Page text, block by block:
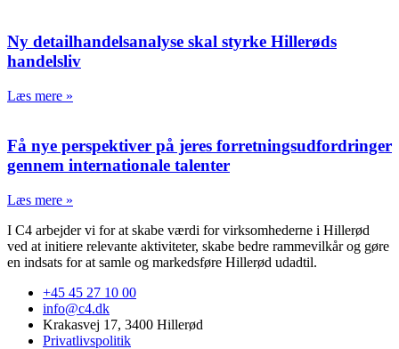
Ny detailhandelsanalyse skal styrke Hillerøds
handelsliv
Læs mere »
Få nye perspektiver på jeres forretningsudfordringer
gennem internationale talenter
Læs mere »
I C4 arbejder vi for at skabe værdi for virksomhederne i Hillerød
ved at initiere relevante aktiviteter, skabe bedre rammevilkår og gøre
en indsats for at samle og markedsføre Hillerød udadtil.
+45 45 27 10 00
info@c4.dk
Krakasvej 17, 3400 Hillerød
Privatlivspolitik